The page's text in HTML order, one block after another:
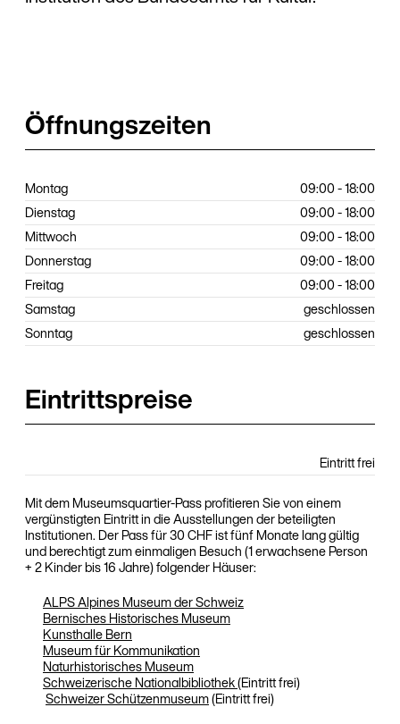
Öffnungszeiten
Montag
09:00 - 18:00
Dienstag
09:00 - 18:00
Mittwoch
09:00 - 18:00
Donnerstag
09:00 - 18:00
Freitag
09:00 - 18:00
Samstag
geschlossen
Sonntag
geschlossen
Eintrittspreise
Eintritt frei
Mit dem Museumsquartier-Pass profitieren Sie von einem
vergünstigten Eintritt in die Ausstellungen der beteiligten
Institutionen. Der Pass für 30 CHF ist fünf Monate lang gültig
und berechtigt zum einmaligen Besuch (1 erwachsene Person
+ 2 Kinder bis 16 Jahre) folgender Häuser:
ALPS Alpines Museum der Schweiz
Bernisches Historisches Museum
Kunsthalle Bern
Museum für Kommunikation
Naturhistorisches Museum
Schweizerische Nationalbibliothek(Eintritt frei)
Schweizer Schützenmuseum(Eintritt frei)